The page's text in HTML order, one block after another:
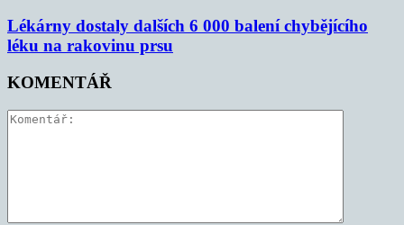
Lékárny dostaly dalších 6 000 balení chybějícího
léku na rakovinu prsu
KOMENTÁŘ